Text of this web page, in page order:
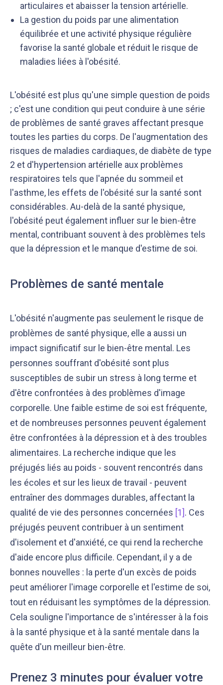
médicaux étudient chaque article avec soin, pour
s’assurer de la précision des informations et de
en phase avec la littérature scientifique ainsi
qu’avec les dernières recommandations des
articulaires et abaisser la tension artérielle.
La gestion du poids par une alimentation
équilibrée et une activité physique régulière
favorise la santé globale et réduit le risque de
maladies liées à l'obésité.
L'obésité est plus qu'une simple question de poids
; c'est une condition qui peut conduire à une série
de problèmes de santé graves affectant presque
toutes les parties du corps. De l'augmentation des
risques de maladies cardiaques, de diabète de type
2 et d'hypertension artérielle aux problèmes
respiratoires tels que l'apnée du sommeil et
l'asthme, les effets de l'obésité sur la santé sont
considérables. Au-delà de la santé physique,
l'obésité peut également influer sur le bien-être
mental, contribuant souvent à des problèmes tels
que la dépression et le manque d'estime de soi.
Problèmes de santé mentale
L'obésité n'augmente pas seulement le risque de
problèmes de santé physique, elle a aussi un
impact significatif sur le bien-être mental. Les
personnes souffrant d'obésité sont plus
susceptibles de subir un stress à long terme et
d'être confrontées à des problèmes d'image
corporelle. Une faible estime de soi est fréquente,
et de nombreuses personnes peuvent également
être confrontées à la dépression et à des troubles
alimentaires. La recherche indique que les
préjugés liés au poids - souvent rencontrés dans
les écoles et sur les lieux de travail - peuvent
entraîner des dommages durables, affectant la
qualité de vie des personnes concernées [1]. Ces
préjugés peuvent contribuer à un sentiment
d'isolement et d'anxiété, ce qui rend la recherche
d'aide encore plus difficile. Cependant, il y a de
bonnes nouvelles : la perte d'un excès de poids
peut améliorer l'image corporelle et l'estime de soi,
tout en réduisant les symptômes de la dépression.
Cela souligne l'importance de s'intéresser à la fois
à la santé physique et à la santé mentale dans la
quête d'un meilleur bien-être.
Prenez 3 minutes pour évaluer votre